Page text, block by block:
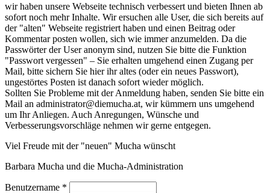
wir haben unsere Webseite technisch verbessert und bieten Ihnen ab
sofort noch mehr Inhalte. Wir ersuchen alle User, die sich bereits auf
der "alten" Webseite registriert haben und einen Beitrag oder
Kommentar posten wollen, sich wie immer anzumelden. Da die
Passwörter der User anonym sind, nutzen Sie bitte die Funktion
"Passwort vergessen" – Sie erhalten umgehend einen Zugang per
Mail, bitte sichern Sie hier ihr altes (oder ein neues Passwort),
ungestörtes Posten ist danach sofort wieder möglich.
Sollten Sie Probleme mit der Anmeldung haben, senden Sie bitte ein
Mail an administrator@diemucha.at, wir kümmern uns umgehend
um Ihr Anliegen. Auch Anregungen, Wünsche und
Verbesserungsvorschläge nehmen wir gerne entgegen.
Viel Freude mit der "neuen" Mucha wünscht
Barbara Mucha und die Mucha-Administration
Benutzername *